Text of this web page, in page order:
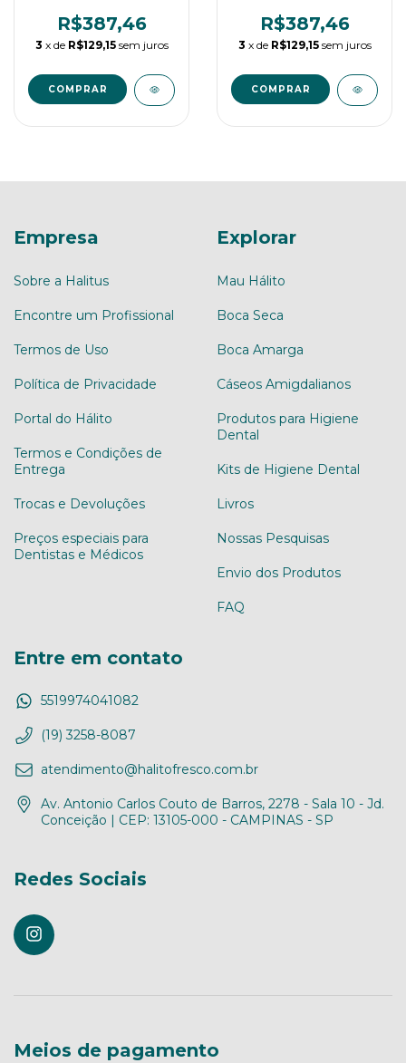
R$387,46
3 x de R$129,15 sem juros
COMPRAR
R$387,46
3 x de R$129,15 sem juros
COMPRAR
Empresa
Sobre a Halitus
Encontre um Profissional
Termos de Uso
Política de Privacidade
Portal do Hálito
Termos e Condições de
Entrega
Trocas e Devoluções
Preços especiais para
Dentistas e Médicos
Explorar
Mau Hálito
Boca Seca
Boca Amarga
Cáseos Amigdalianos
Produtos para Higiene
Dental
Kits de Higiene Dental
Livros
Nossas Pesquisas
Envio dos Produtos
FAQ
Entre em contato
5519974041082
(19) 3258-8087
atendimento@halitofresco.com.br
Av. Antonio Carlos Couto de Barros, 2278 - Sala 10 - Jd.
Conceição | CEP: 13105-000 - CAMPINAS - SP
Redes Sociais
Meios de pagamento